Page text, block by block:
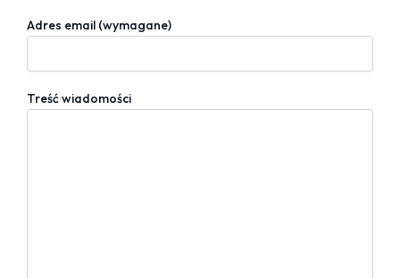
Adres email (wymagane)
Treść wiadomości